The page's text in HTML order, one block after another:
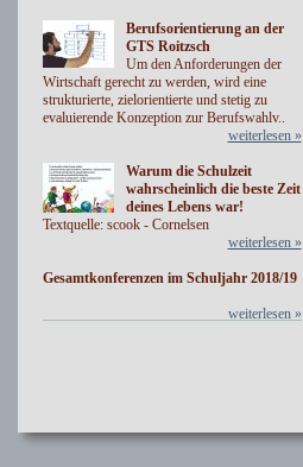
Berufsorientierung an der
GTS Roitzsch
Um den Anforderungen der
Wirtschaft gerecht zu werden, wird eine
strukturierte, zielorientierte und stetig zu
evaluierende Konzeption zur Berufswahlv..
weiterlesen »
Warum die Schulzeit
wahrscheinlich die beste Zeit
deines Lebens war!
Textquelle: scook - Cornelsen
weiterlesen »
Gesamtkonferenzen im Schuljahr 2018/19
weiterlesen »